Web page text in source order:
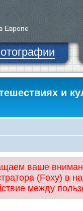
Европе
и
ваше
(Foxy) в
между